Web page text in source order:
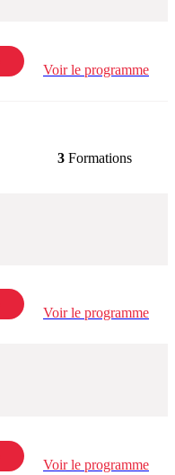
Voir le programme
3 Formations
Voir le programme
Voir le programme